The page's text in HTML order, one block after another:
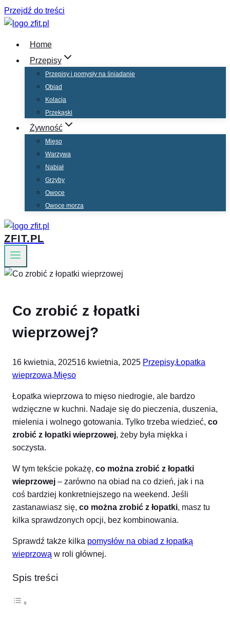
Przejdź do treści
Home
Przepisy
Przepisy i pomysły na śniadanie
Obiad
Kolacja
Przekąski
Żywność
Mięso
Warzywa
Nabiał
Grzyby
Owoce
Owoce morza
ZFIT.PL
Co zrobić z łopatki
wieprzowej?
16 kwietnia, 202516 kwietnia, 2025 Przepisy,Łopatka
wieprzowa,Mięso
Łopatka wieprzowa to mięso niedrogie, ale bardzo
wdzięczne w kuchni. Nadaje się do pieczenia, duszenia,
mielenia i wolnego gotowania. Tylko trzeba wiedzieć, co
zrobić z łopatki wieprzowej, żeby była miękka i
soczysta.
W tym tekście pokażę, co można zrobić z łopatki
wieprzowej – zarówno na obiad na co dzień, jak i na
coś bardziej konkretniejszego na weekend. Jeśli
zastanawiasz się, co można zrobić z łopatki, masz tu
kilka sprawdzonych opcji, bez kombinowania.
Sprawdź także kilka pomysłów na obiad z łopatką
wieprzową w roli głównej.
Spis treści